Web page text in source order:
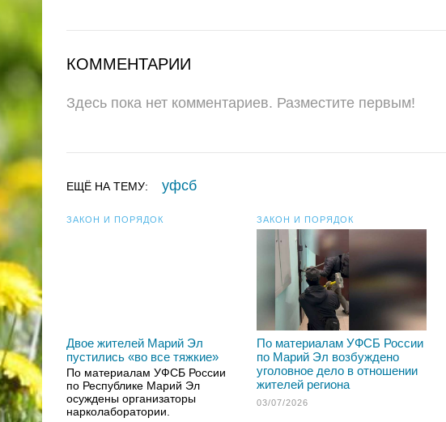
КОММЕНТАРИИ
Здесь пока нет комментариев. Разместите первым!
ЕЩЁ НА ТЕМУ: уфсб
ЗАКОН И ПОРЯДОК
Двое жителей Марий Эл
пустились «во все тяжкие»
По материалам УФСБ России
по Республике Марий Эл
осуждены организаторы
нарколаборатории.
ЗАКОН И ПОРЯДОК
По материалам УФСБ России
по Марий Эл возбуждено
уголовное дело в отношении
жителей региона
03/07/2026